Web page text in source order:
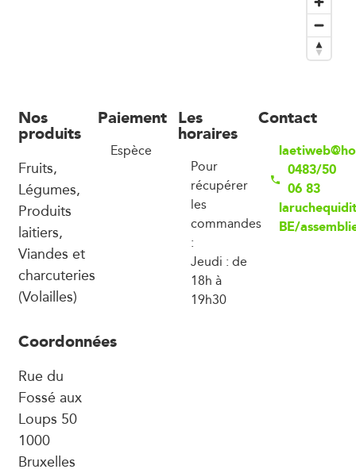
Nos
produits
Fruits,
Légumes,
Produits
laitiers,
Viandes et
charcuteries
(Volailles)
Paiement
Espèce
Les
horaires
Pour
récupérer
les
commandes
:
Jeudi : de
18h à
19h30
Contact
0483/50
06 83
BE/
Coordonnées
Rue du
Fossé aux
Loups 50
1000
Bruxelles